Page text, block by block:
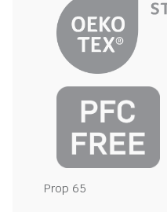
Prop 65